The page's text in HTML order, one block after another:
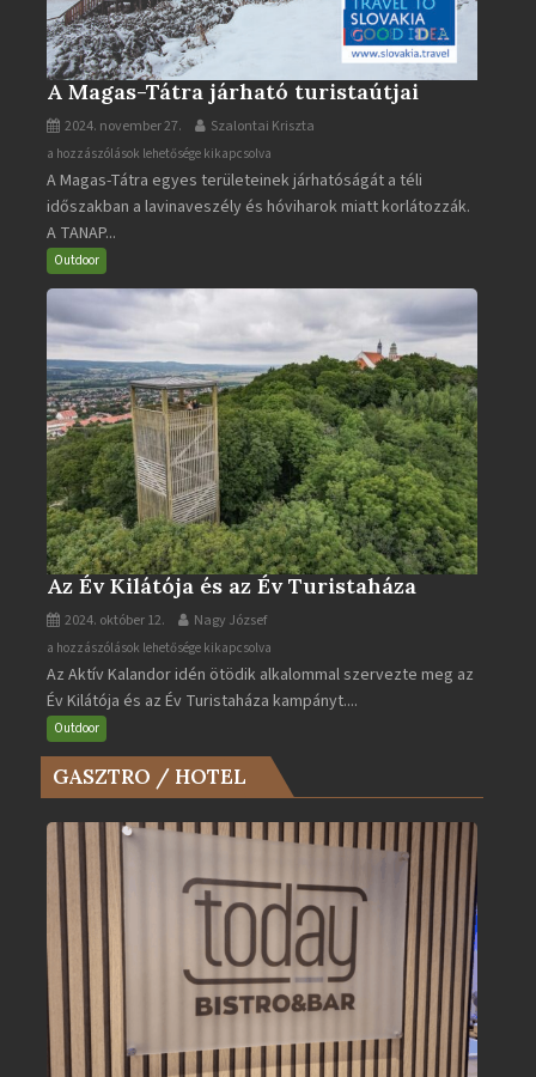
A Magas-Tátra járható turistaútjai
2024. november 27. Szalontai Kriszta
A
Magas-
Tátra
járható
turistaútjai
a hozzászólások lehetősége kikapcsolva
A Magas-Tátra egyes területeinek járhatóságát a téli
időszakban a lavinaveszély és hóviharok miatt korlátozzák.
A TANAP...
Outdoor
Az Év Kilátója és az Év Turistaháza
2024. október 12. Nagy József
Az
Év
Kilátója
és
az
Év
bejegyzéshez
a hozzászólások lehetősége kikapcsolva
Az Aktív Kalandor idén ötödik alkalommal szervezte meg az
Év Kilátója és az Év Turistaháza kampányt....
Outdoor
GASZTRO / HOTEL